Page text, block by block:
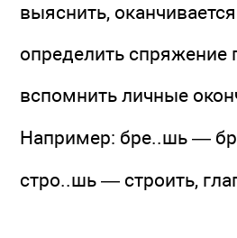
выяснить,
определить спряжение
вспомнить личные
Например: бре..шь —
стро..шь — строить,